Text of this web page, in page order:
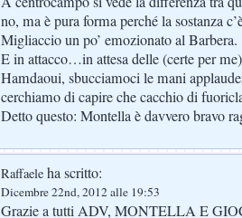
no, ma è pura forma perché la sostanza
Migliaccio un po’ emozionato al Barbera.
E in attacco…in attesa delle (certe per
Hamdaoui, sbucciamoci le mani
cerchiamo di capire che cacchio di
Detto questo: Montella è davvero bravo
Raffaele ha scritto:
Dicembre 22nd, 2012 alle 19:53
Grazie a tutti ADV, MONTELLA E